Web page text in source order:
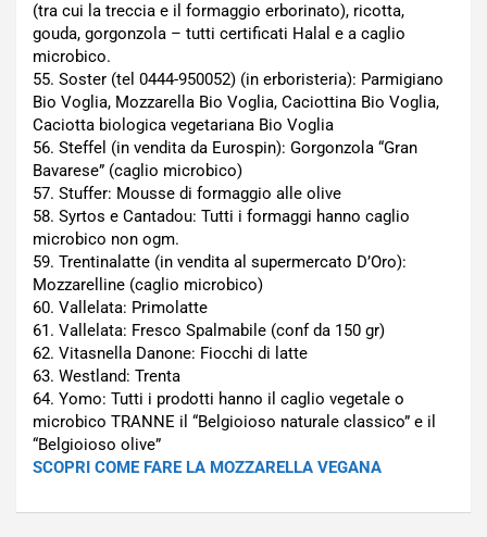
(tra cui la treccia e il formaggio erborinato), ricotta,
gouda, gorgonzola – tutti certificati Halal e a caglio
microbico.
55. Soster (tel 0444-950052) (in erboristeria): Parmigiano
Bio Voglia, Mozzarella Bio Voglia, Caciottina Bio Voglia,
Caciotta biologica vegetariana Bio Voglia
56. Steffel (in vendita da Eurospin): Gorgonzola “Gran
Bavarese” (caglio microbico)
57. Stuffer: Mousse di formaggio alle olive
58. Syrtos e Cantadou: Tutti i formaggi hanno caglio
microbico non ogm.
59. Trentinalatte (in vendita al supermercato D’Oro):
Mozzarelline (caglio microbico)
60. Vallelata: Primolatte
61. Vallelata: Fresco Spalmabile (conf da 150 gr)
62. Vitasnella Danone: Fiocchi di latte
63. Westland: Trenta
64. Yomo: Tutti i prodotti hanno il caglio vegetale o
microbico TRANNE il “Belgioioso naturale classico” e il
“Belgioioso olive”
SCOPRI COME FARE LA MOZZARELLA VEGANA